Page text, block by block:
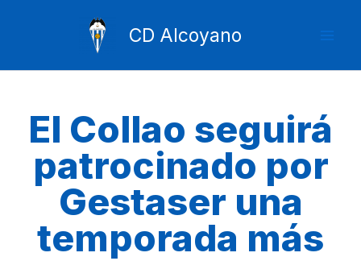
CD Alcoyano
El Collao seguirá
patrocinado por
Gestaser una
temporada más